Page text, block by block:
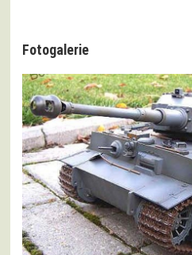
Fotogalerie